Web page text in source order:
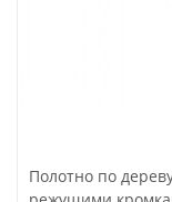
Полотно по